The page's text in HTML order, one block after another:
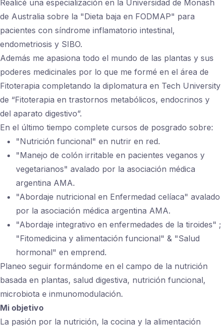
Realicé una especialización en la Universidad de Monash
de Australia sobre la "Dieta baja en FODMAP" para
pacientes con síndrome inflamatorio intestinal,
endometriosis y SIBO.
Además me apasiona todo el mundo de las plantas y sus
poderes medicinales por lo que me formé en el área de
Fitoterapia completando la diplomatura en Tech University
de “Fitoterapia en trastornos metabólicos, endocrinos y
del aparato digestivo”.
En el último tiempo complete cursos de posgrado sobre:
"Nutrición funcional" en nutrir en red.
"Manejo de colón irritable en pacientes veganos y
vegetarianos" avalado por la asociación médica
argentina AMA.
"Abordaje nutricional en Enfermedad celíaca" avalado
por la asociación médica argentina AMA.
"Abordaje integrativo en enfermedades de la tiroides" ;
"Fitomedicina y alimentación funcional" & "Salud
hormonal" en emprend.
Planeo seguir formándome en el campo de la nutrición
basada en plantas, salud digestiva, nutrición funcional,
microbiota e inmunomodulación.
Mi objetivo
La pasión por la nutrición, la cocina y la alimentación